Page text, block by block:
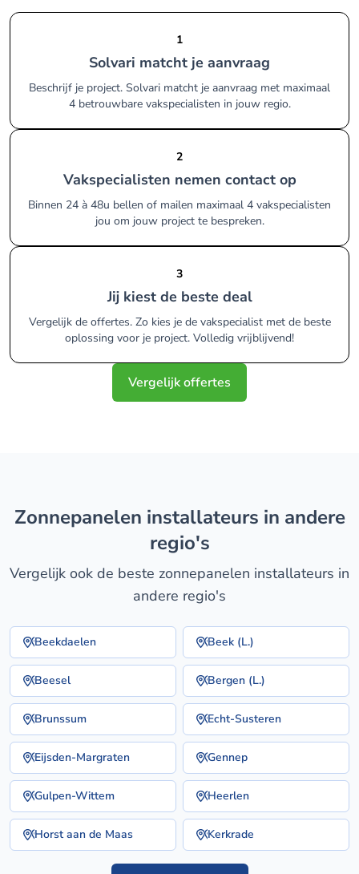
1
Solvari matcht je aanvraag
Beschrijf je project. Solvari matcht je aanvraag met maximaal
4 betrouwbare vakspecialisten in jouw regio.
2
Vakspecialisten nemen contact op
Binnen 24 à 48u bellen of mailen maximaal 4 vakspecialisten
jou om jouw project te bespreken.
3
Jij kiest de beste deal
Vergelijk de offertes. Zo kies je de vakspecialist met de beste
oplossing voor je project. Volledig vrijblijvend!
Vergelijk offertes
zonnepanelen installateurs in andere
regio's
Vergelijk ook de beste zonnepanelen installateurs in
andere regio's
Beekdaelen Beek (L.)
Beesel Bergen (L.)
Brunssum Echt-Susteren
Eijsden-Margraten Gennep
Gulpen-Wittem Heerlen
Horst aan de Maas Kerkrade